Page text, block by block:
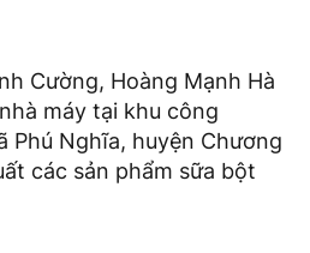
Cường, Hoàng Mạnh Hà
máy tại khu công
Phú Nghĩa, huyện Chương
các sản phẩm sữa bột